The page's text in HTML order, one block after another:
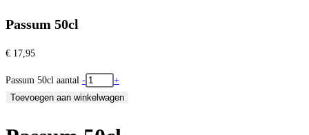
Passum 50cl
€ 17,95
Passum 50cl aantal -
+
Toevoegen aan winkelwagen